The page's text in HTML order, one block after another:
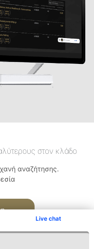
Live chat
στον κλάδο
αναζήτησης.